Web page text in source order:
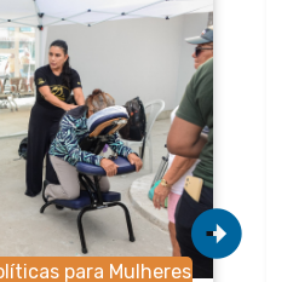
para Mulheres